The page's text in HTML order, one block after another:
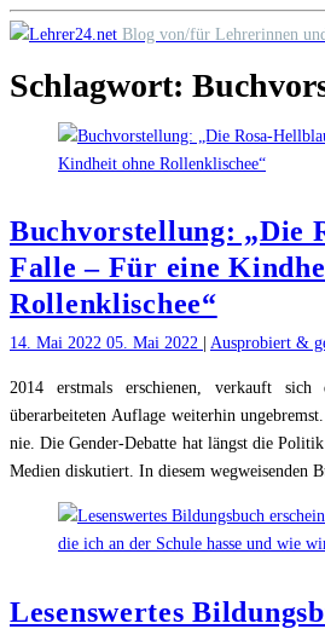
Skip
content
Blog von/für Lehrerinnen
Schlagwort:
Buchvorstellung: „Die
Falle – Für eine
Rollenklischee“
14. Mai 2022 05. Mai 2022 Ausprobiert &
2014 erstmals erschienen, verkauft
überarbeiteten Auflage weiterhin
nie. Die Gender-Debatte hat längst die
Medien diskutiert. In diesem wegweisenden
Lesenswertes